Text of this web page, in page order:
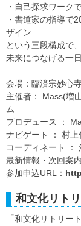
・自己探求ワーク
・書道家の指導で
ザイン
という三段構成で
未来につなげる一
会場：臨済宗妙心
主催者： Mass(増
ム
プロデュース ：
ナビゲート ： 村上
コーディネート ：
最新情報・次回案
参加申込URL：
和文化リト
「和文化リトリー